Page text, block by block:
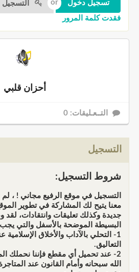
التسجيل
فقدت كلمة المرور
أحزان قلبي
التــعـليقات: 0
التسجيل
شروط التسجيل:
التسجيل في موقع الرفيع مجاني ! ،
معنا يتيح لك المشاركة في تطوير
جديدة وكذلك تعليقات وانتقادات،
البسيطة الموضحة بالأسفل والتي يجب
1- التحلي بالآداب والأخلاق
التعاليق.
2- عند تحميل أي مقطع فإننا نحملك
الله سبحانه وأمام القانون عند